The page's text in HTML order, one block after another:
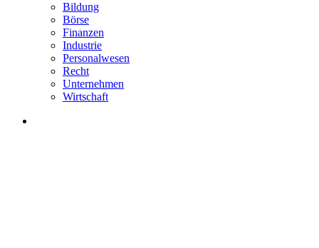
Bildung
Börse
Finanzen
Industrie
Personalwesen
Recht
Unternehmen
Wirtschaft